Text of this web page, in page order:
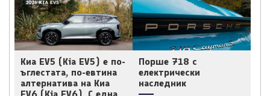
Киа EV5 (Kia EV5) е по-
ъглестата, по-евтина
алтернатива на Киа
Порше 718 с
електрически
наследник